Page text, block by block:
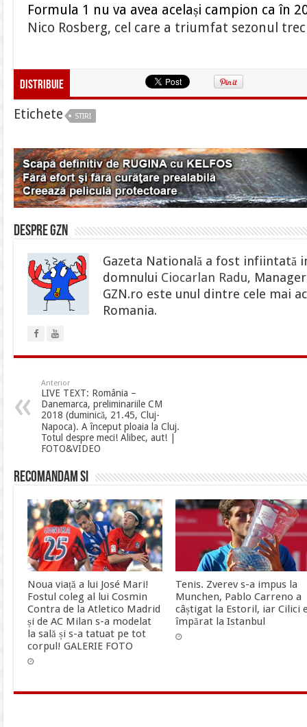
Formula 1 nu va avea același campion ca în
Nico Rosberg, cel care a triumfat sezonul
Distribuie
Etichete STIRI
Despre gzn
Gazeta Natională a fost infiintată
domnului Ciocarlan Radu,
GZN.ro este unul dintre cele mai
Romania.
Anterior
LIVE TEXT: România –
Danemarca, preliminariile CM
2018 (duminică, 21.45, Cluj-
Napoca). A început ploaia la Cluj.
Totul despre meci! Alibec, aut! |
FOTO&VIDEO
Recomandam si
Noua viață a lui José Mari!
Fostul coleg al lui Cosmin
Contra de la Atletico Madrid
și de AC Milan s-a modelat
la sală și s-a tatuat pe tot
corpul! GALERIE FOTO
Tenis. Zverev s-a impus la
Munchen, Pablo Carreno a
câștigat la Estoril, iar Cilici
împărat la Istanbul